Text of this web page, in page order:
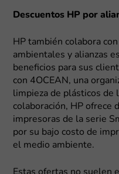
Descuentos HP por
HP también colabora
ambientales y alianzas
beneficios para sus
con 4OCEAN, una
limpieza de plásticos de
colaboración, HP ofrece
impresoras de la serie
por su bajo costo de
el medio ambiente.